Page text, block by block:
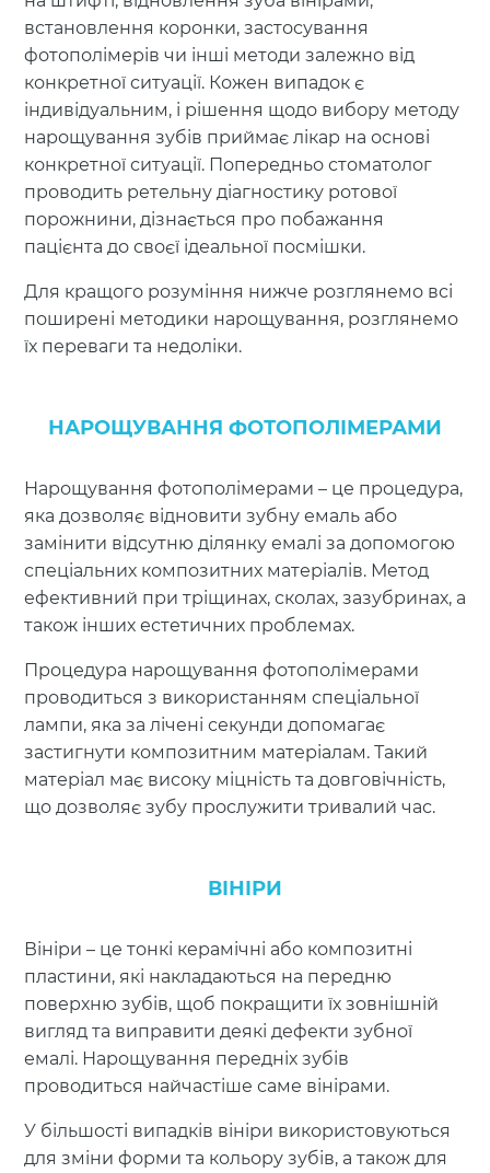
встановлення коронки, застосування
фотополімерів чи інші методи залежно від
конкретної ситуації. Кожен випадок є
індивідуальним, і рішення щодо вибору методу
нарощування зубів приймає лікар на основі
конкретної ситуації. Попередньо стоматолог
проводить ретельну діагностику ротової
порожнини, дізнається про побажання
пацієнта до своєї ідеальної посмішки.
Для кращого розуміння нижче розглянемо всі
поширені методики нарощування, розглянемо
їх переваги та недоліки.
НАРОЩУВАННЯ ФОТОПОЛІМЕРАМИ
Нарощування фотополімерами – це процедура,
яка дозволяє відновити зубну емаль або
замінити відсутню ділянку емалі за допомогою
спеціальних композитних матеріалів. Метод
ефективний при тріщинах, сколах, зазубринах, а
також інших естетичних проблемах.
Процедура нарощування фотополімерами
проводиться з використанням спеціальної
лампи, яка за лічені секунди допомагає
застигнути композитним матеріалам. Такий
матеріал має високу міцність та довговічність,
що дозволяє зубу прослужити тривалий час.
ВІНІРИ
Вініри – це тонкі керамічні або композитні
пластини, які накладаються на передню
поверхню зубів, щоб покращити їх зовнішній
вигляд та виправити деякі дефекти зубної
емалі. Нарощування передніх зубів
проводиться найчастіше саме вінірами.
У більшості випадків вініри використовуються
для зміни форми та кольору зубів, а також для